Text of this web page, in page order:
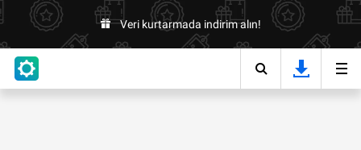
Veri kurtarmada indirim alın!